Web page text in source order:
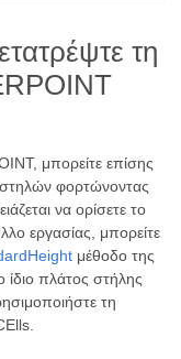
τη
μπορείτε επίσης
στηλών φορτώνοντας
να ορίσετε το
εργασίας, μπορείτε
μέθοδο της
ίδιο πλάτος στήλης
τη